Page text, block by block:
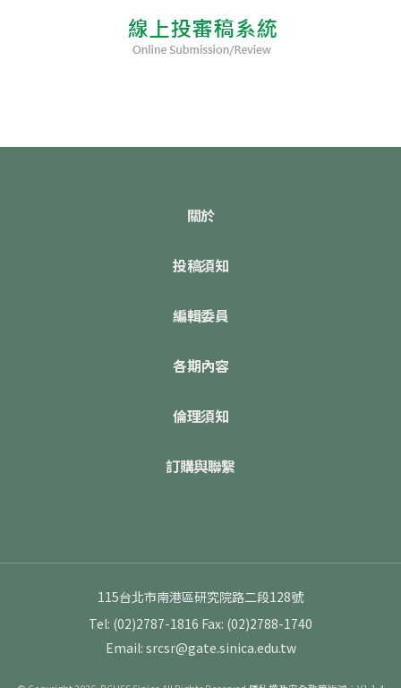
關於
投稿須知
編輯委員
各期內容
倫理須知
訂購與聯繫
115台北市南港區研究院路二段128號
Tel: (02)2787-1816 Fax: (02)2788-1740
Email: srcsr@gate.sinica.edu.tw